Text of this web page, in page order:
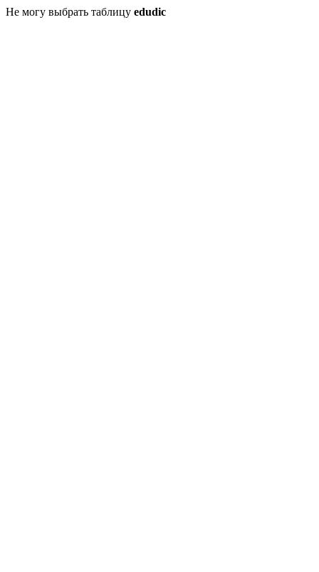
Не могу выбрать таблицу edudic